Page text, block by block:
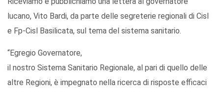
lucano, Vito Bardi, da parte delle segreterie regionali di Cisl
e Fp-Cisl Basilicata, sul tema del sistema sanitario.
“Egregio Governatore,
il nostro Sistema Sanitario Regionale, al pari di quello delle
altre Regioni, è impegnato nella ricerca di risposte efficaci